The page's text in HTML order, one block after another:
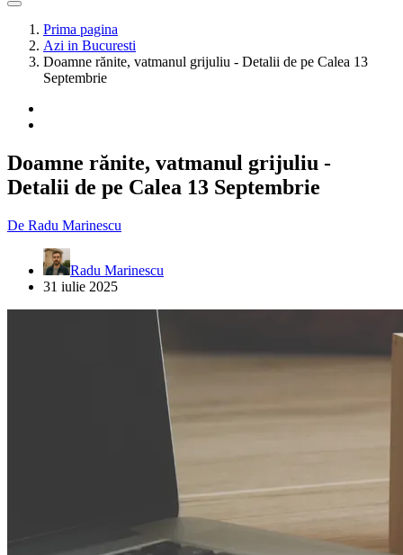
Prima pagina
Azi in Bucuresti
Doamne rănite, vatmanul grijuliu - Detalii de pe Calea 13
Septembrie
Doamne rănite, vatmanul grijuliu -
Detalii de pe Calea 13 Septembrie
De Radu Marinescu
Radu Marinescu
31 iulie 2025